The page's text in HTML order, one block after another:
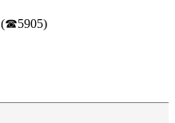
(☎5905)